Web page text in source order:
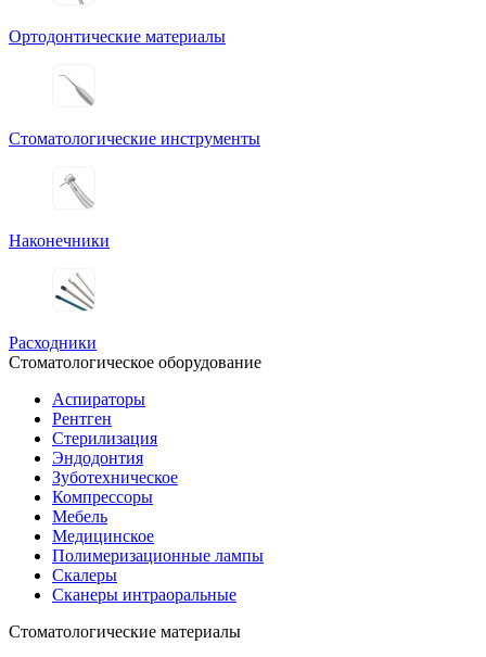
Ортодонтические материалы
Стоматологические инструменты
Наконечники
Расходники
Стоматологическое оборудование
Аспираторы
Рентген
Стерилизация
Эндодонтия
Зуботехническое
Компрессоры
Мебель
Медицинское
Полимеризационные лампы
Скалеры
Сканеры интраоральные
Стоматологические материалы